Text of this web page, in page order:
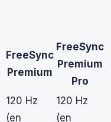
FreeSync
Premium
FreeSync
Premium
Pro
120 Hz
(en
120 Hz
(en